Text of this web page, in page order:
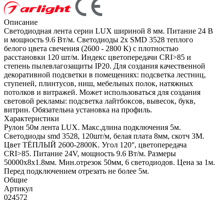
Описание
Светодиодная лента серии LUX шириной 8 мм. Питание 24 В
и мощность 9.6 Вт/м. Светодиоды 2x SMD 3528 теплого
белого цвета свечения (2600 - 2800 К) с плотностью
расстановки 120 шт/м. Индекс цветопередачи CRI>85 и
степень пылевлагозащиты IP20. Для создания качественной
декоративной подсветки в помещениях: подсветка лестниц,
ступеней, плинтусов, ниш, мебельных полок, натяжных
потолков и витражей. Может использоваться для создания
световой рекламы: подсветка лайтбоксов, вывесок, букв,
витрин. Обязательна установка на профиль.
Характеристики
Рулон 50м лента LUX. Макс.длина подключения 5м.
Светодиоды smd 3528, 120шт/м, белая плата 8мм, скотч 3М.
Цвет ТЁПЛЫЙ 2600-2800K. Угол 120°, цветопередача
CRI>85. Питание 24V, мощность 9.6 Вт/м. Размеры
50000х8х1.8мм. Мин.отрезок 50мм, 6 светодиодов. Цена за 1м.
Перед подключением отрезать не более 5м.
Общие
Артикул
024572